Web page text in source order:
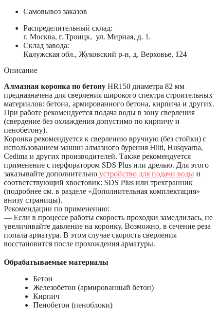
Самовывоз заказов
Распределительный склад:
г. Москва, г. Троицк, ул. Мирная, д. 1.
Склад завода:
Калужская обл., Жуковский р-н, д. Верховье, 124
Описание
Алмазная коронка по бетону HR150 диаметра 82 мм
предназначена для сверления широкого спектра строительных
материалов: бетона, армированного бетона, кирпича и других.
При работе рекомендуется подача воды в зону сверления
(свердение без охлаждения допустимо по кирпичу и
пенобетону).
Коронка рекомендуется к сверлению вручную (без стойки) с
использованием машин алмазного бурения Hilti, Husqvarna,
Cedima и других производителей. Также рекомендуется
применение с перфоратором SDS Plus или дрелью. Для этого
заказывайте дополнительно устройство для подачи воды и
соответствующий хвостовик: SDS Plus или трехгранник
(подробнее см. в разделе «Дополнительная комплектация»
внизу страницы).
Рекомендации по применению:
— Если в процессе работы скорость проходки замедлилась, не
увеличивайте давление на коронку. Возможно, в сечение реза
попала арматура. В этом случае скорость сверления
восстановится после прохождения арматуры.
Обрабатываемые материалы
Бетон
Железобетон (армированный бетон)
Кирпич
Пенобетон (пеноблоки)